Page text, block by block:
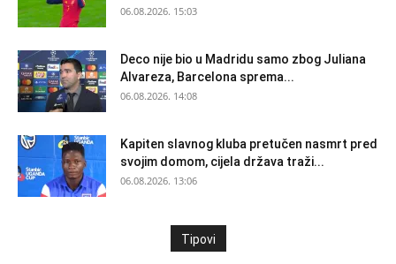
06.08.2026. 15:03
Deco nije bio u Madridu samo zbog Juliana
Alvareza, Barcelona sprema...
06.08.2026. 14:08
Kapiten slavnog kluba pretučen nasmrt pred
svojim domom, cijela država traži...
06.08.2026. 13:06
Tipovi